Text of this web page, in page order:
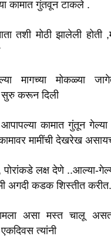
कामात गुंतवून टाकले .
तशी मोठी झालेली होती
मागच्या मोकळ्या
सुरु करून दिली
आपापल्या कामात गुंतून
मामींची देखरेख
लक्ष देणे ..आल्या-
अगदी कडक शिस्तीत करीत.
असा मस्त चालू
त्यांनी